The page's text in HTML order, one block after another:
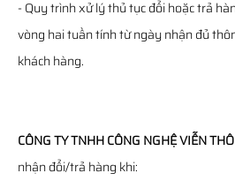
- Quy trình xử lý thủ tục đổi hoặc trả
vòng hai tuần tính từ ngày nhận đủ
khách hàng.
CÔNG TY TNHH CÔNG NGHỆ VIỄN
nhận đổi/trả hàng khi: